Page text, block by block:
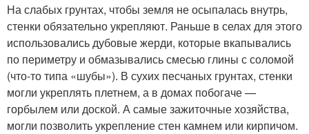
На слабых грунтах, чтобы земля не осыпалась внутрь,
стенки обязательно укрепляют. Раньше в селах для этого
использовались дубовые жерди, которые вкапывались
по периметру и обмазывались смесью глины с соломой
(что-то типа «шубы»). В сухих песчаных грунтах, стенки
могли укреплять плетнем, а в домах побогаче —
горбылем или доской. А самые зажиточные хозяйства,
могли позволить укрепление стен камнем или кирпичом.